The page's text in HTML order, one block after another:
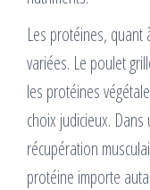
Les protéines,
variées. Le poulet
les protéines
choix judicieux.
récupération
protéine importe